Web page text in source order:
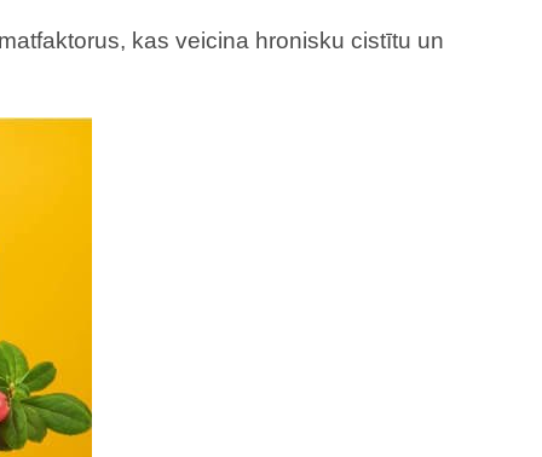
kas veicina hronisku cistītu un